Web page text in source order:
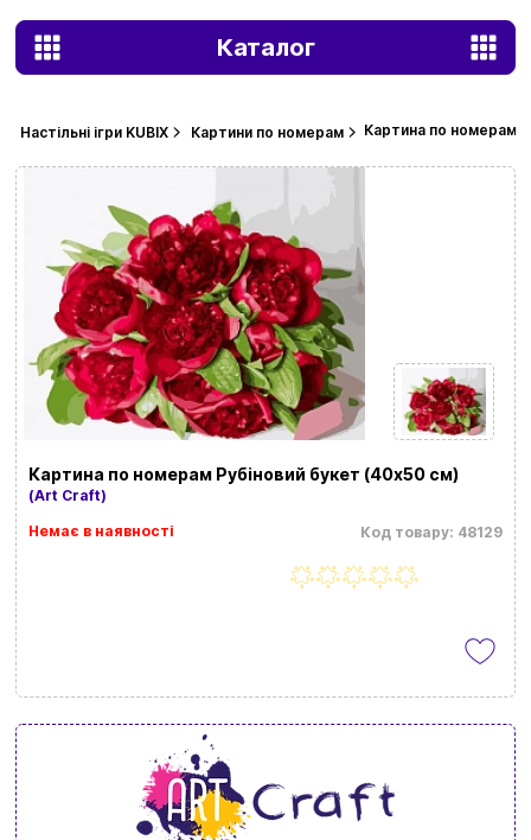
Каталог
Настільні ігри KUBIX Картини по номерам Картина по номерам
Картина по номерам Рубіновий букет (40х50 см)
(Art Craft)
Код товару: 48129
Немає в наявності